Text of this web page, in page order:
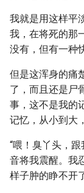
我就是用这样平
我，在将死的那
没有，但有一种
但是这浑身的痛
了，而且还是尸
事，这不是我的
记忆，从小到大
“喂！臭丫头，
音将我震醒。我
样子肿的睁不开